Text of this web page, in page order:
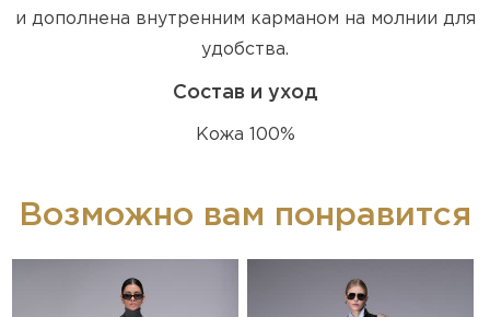
и дополнена внутренним карманом на молнии для
удобства.
Состав и уход
Кожа 100%
Возможно вам понравится